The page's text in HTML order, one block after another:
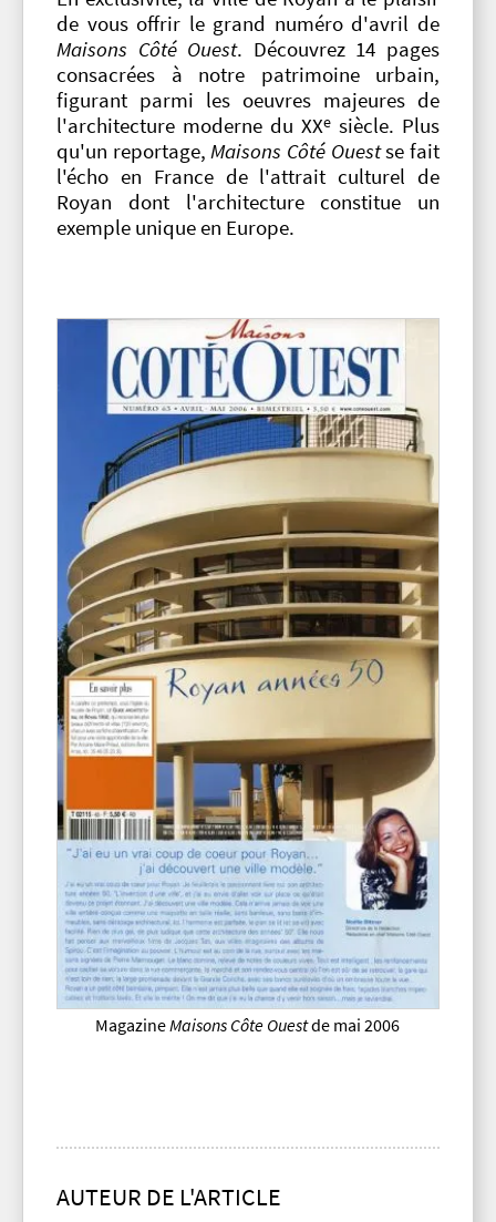
de vous offrir le grand numéro d'avril de
Maisons Côté Ouest. Découvrez 14 pages
consacrées à notre patrimoine urbain,
figurant parmi les oeuvres majeures de
l'architecture moderne du XXe siècle. Plus
qu'un reportage,Maisons Côté Ouestse fait
l'écho en France de l'attrait culturel de
Royan dont l'architecture constitue un
exemple unique en Europe.
MagazineMaisons Côte Ouestde mai 2006
AUTEUR DE L'ARTICLE